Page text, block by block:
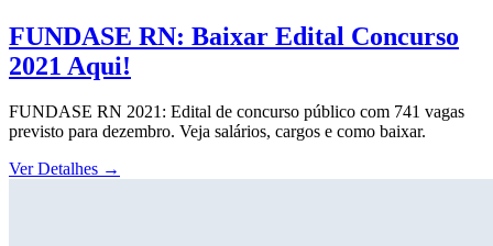
FUNDASE RN: Baixar Edital Concurso
2021 Aqui!
FUNDASE RN 2021: Edital de concurso público com 741 vagas
previsto para dezembro. Veja salários, cargos e como baixar.
Ver Detalhes →